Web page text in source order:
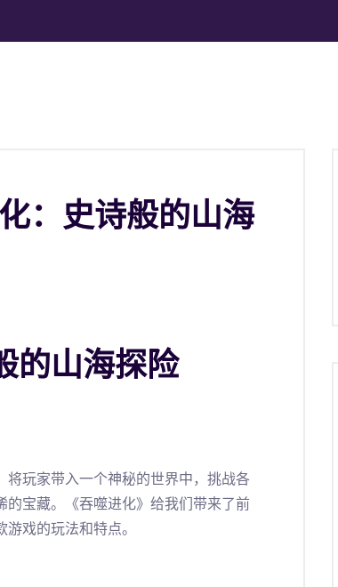
：史诗般的山海
的山海探险
玩家带入一个神秘的世界中，挑战各
宝藏。《吞噬进化》给我们带来了前
戏的玩法和特点。